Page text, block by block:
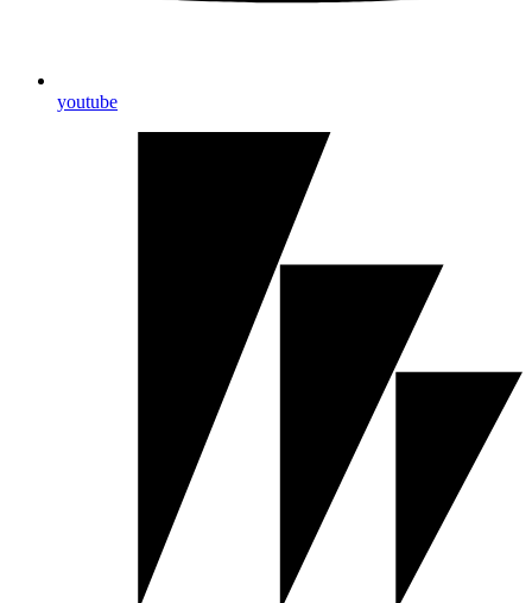
youtube